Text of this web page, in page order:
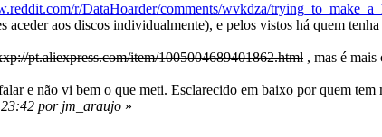
r/DataHoarder/comments/wvkdza/
aos discos individualmente), e pelos vistos há quem
pt.aliexpress.com/item/1005004689401862.html , mas é mais
e não vi bem o que meti. Esclarecido em baixo por quem tem
por jm_araujo »